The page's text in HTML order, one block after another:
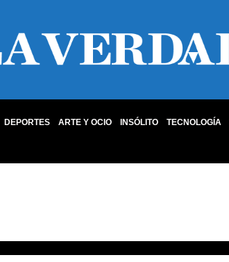
DEPORTES ARTE Y OCIO INSÓLITO TECNOLOGÍA